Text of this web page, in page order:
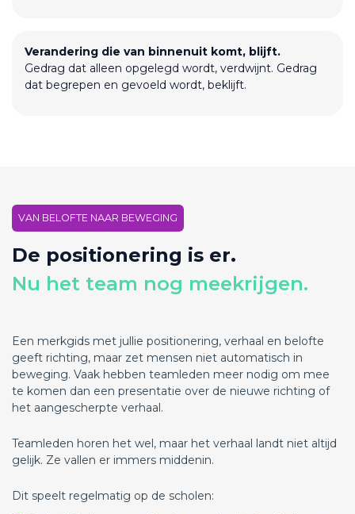
Verandering die van binnenuit komt, blijft.
Gedrag dat alleen opgelegd wordt, verdwijnt. Gedrag
dat begrepen en gevoeld wordt, beklijft.
VAN BELOFTE NAAR BEWEGING
De positionering is er.
Nu het team nog meekrijgen.
Een merkgids met jullie positionering, verhaal en belofte
geeft richting, maar zet mensen niet automatisch in
beweging. Vaak hebben teamleden meer nodig om mee
te komen dan een presentatie over de nieuwe richting of
het aangescherpte verhaal.
Teamleden horen het wel, maar het verhaal landt niet altijd
gelijk. Ze vallen er immers middenin.
Dit speelt regelmatig op de scholen: